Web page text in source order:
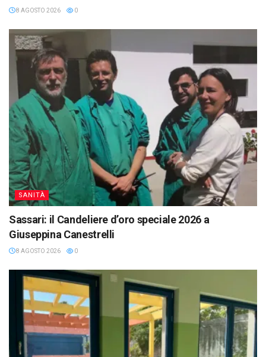
8 AGOSTO 2026 0
SANITÀ
Sassari: il Candeliere d’oro speciale 2026 a
Giuseppina Canestrelli
8 AGOSTO 2026 0